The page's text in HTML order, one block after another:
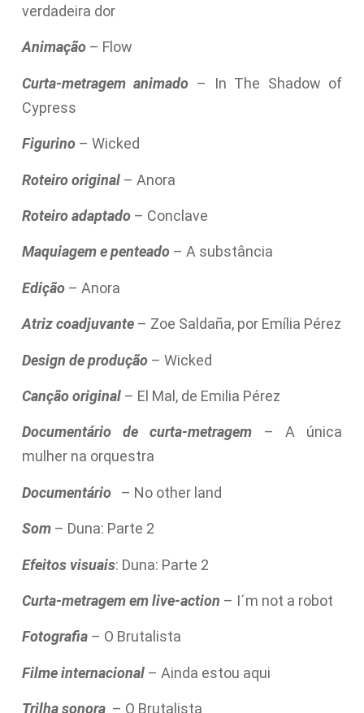
verdadeira dor
Animação– Flow
Curta-metragem animado – In The Shadow of
Cypress
Figurino– Wicked
Roteiro original– Anora
Roteiro adaptado– Conclave
Maquiagem e penteado– A substância
Edição – Anora
Atriz coadjuvante– Zoe Saldaña, por Emília Pérez
Design de produção– Wicked
Canção original– El Mal, de Emilia Pérez
Documentário de curta-metragem – A única
mulher na orquestra
Documentário– No other land
Som– Duna: Parte 2
Efeitos visuais: Duna: Parte 2
Curta-metragem em live-action – I´m not a robot
Fotografia– O Brutalista
Filme internacional– Ainda estou aqui
Trilha sonora – O Brutalista